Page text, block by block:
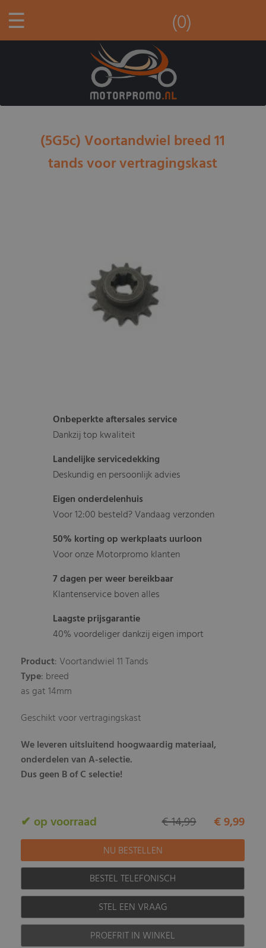
☰ (0)
(5G5c) Voortandwiel breed 11
tands voor vertragingskast
Onbeperkte aftersales service
Dankzij top kwaliteit
Landelijke servicedekking
Deskundig en persoonlijk advies
Eigen onderdelenhuis
Voor 12:00 besteld? Vandaag verzonden
50% korting op werkplaats uurloon
Voor onze Motorpromo klanten
7 dagen per weer bereikbaar
Klantenservice boven alles
Laagste prijsgarantie
40% voordeliger dankzij eigen import
Product: Voortandwiel 11 Tands
Type: breed
as gat 14mm
Geschikt voor vertragingskast
We leveren uitsluitend hoogwaardig materiaal,
onderdelen van A-selectie.
Dus geen B of C selectie!
✔ op voorraad € 9,99
€ 14,99
BESTEL TELEFONISCH
STEL EEN VRAAG
PROEFRIT IN WINKEL